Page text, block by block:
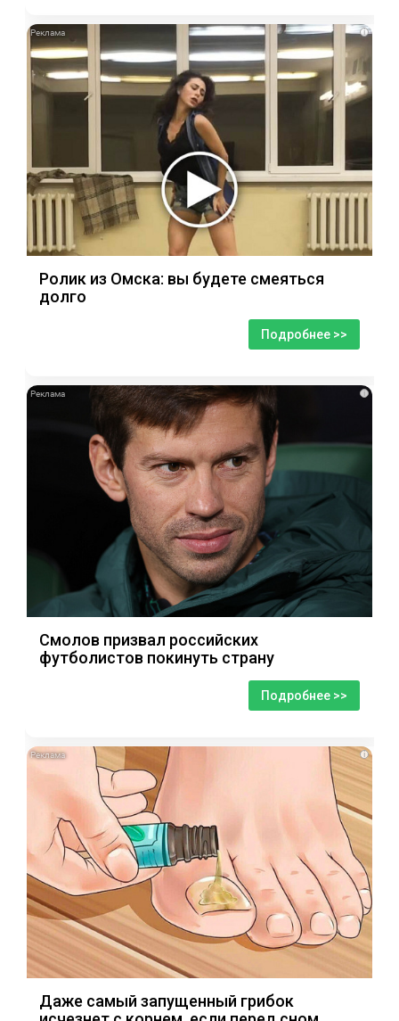
i
Ролик из Омска: вы будете смеяться
долго
Подробнее >>
i
Смолов призвал российских
футболистов покинуть страну
Подробнее >>
i
Даже самый запущенный грибок